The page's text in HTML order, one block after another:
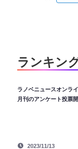
ランキン
ラノベニュースオンラ
月刊のアンケート投票
2023/11/13